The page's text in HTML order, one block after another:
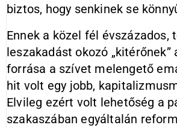
biztos, hogy senkinek se
Ennek a közel fél évszázados,
leszakadást okozó „kitérőnek”
forrása a szívet melengető
hit volt egy jobb,
Elvileg ezért volt lehetőség a
szakaszában egyáltalán